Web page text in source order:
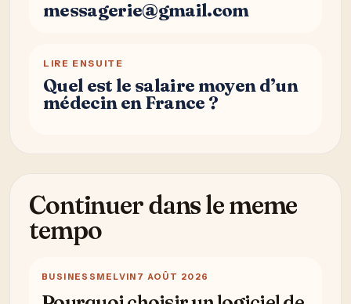
messagerie@gmail.com
LIRE ENSUITE
Quel est le salaire moyen d’un
médecin en France ?
Continuer dans le meme
tempo
BUSINESS MELVIN 7 AOÛT 2026